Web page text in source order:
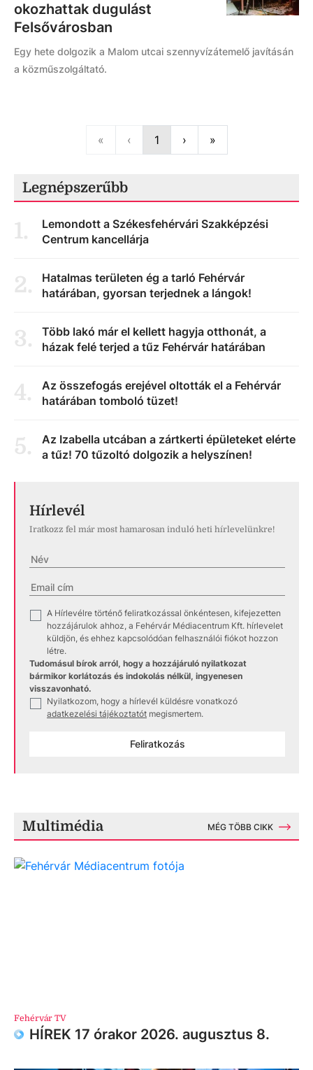
okozhattak dugulást
Felsővárosban
Egy hete dolgozik a Malom utcai szennyvízátemelő javításán
a közműszolgáltató.
« ‹Previous
1 ›Next»Last
Legnépszerűbb
1.
Lemondott a Székesfehérvári Szakképzési
Centrum kancellárja
2.
Hatalmas területen ég a tarló Fehérvár
határában, gyorsan terjednek a lángok!
3.
Több lakó már el kellett hagyja otthonát, a
házak felé terjed a tűz Fehérvár határában
4.
Az összefogás erejével oltották el a Fehérvár
határában tomboló tüzet!
5.
Az Izabella utcában a zártkerti épületeket elérte
a tűz! 70 tűzoltó dolgozik a helyszínen!
Hírlevél
Iratkozz fel már most hamarosan induló heti hírlevelünkre!
A Hírlevélre történő feliratkozással önkéntesen, kifejezetten
hozzájárulok ahhoz, a Fehérvár Médiacentrum Kft. hírlevelet
küldjön, és ehhez kapcsolódóan felhasználói fiókot hozzon
létre.
Tudomásul bírok arról, hogy a hozzájáruló nyilatkozat
bármikor korlátozás és indokolás nélkül, ingyenesen
visszavonható.
Nyilatkozom, hogy a hírlevél küldésre vonatkozó
adatkezelési tájékoztatót megismertem.
Feliratkozás
Multimédia MÉG TÖBB CIKK
Fehérvár TV
HÍREK 17 órakor 2026. augusztus 8.